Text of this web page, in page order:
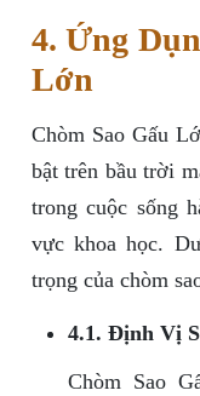
4. Ứng
Lớn
Chòm Sao Gấu
bật trên bầu trời
trong cuộc sống
vực khoa học.
trọng của chòm
4.1. Định Vị
Chòm Sao